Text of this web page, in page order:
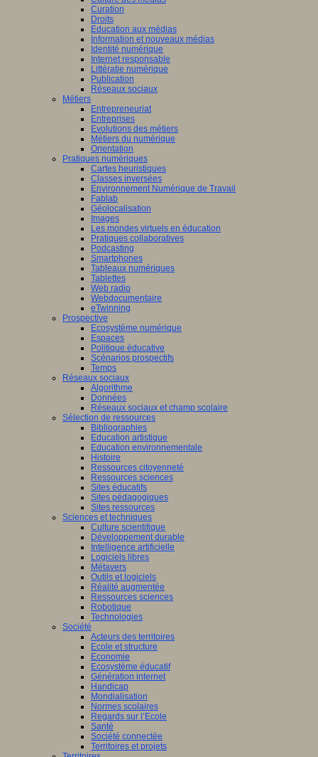
Curation
Droits
Education aux médias
Information et nouveaux médias
Identité numérique
Internet responsable
Littératie numérique
Publication
Réseaux sociaux
Métiers
Entrepreneuriat
Entreprises
Evolutions des métiers
Métiers du numérique
Orientation
Pratiques numériques
Cartes heuristiques
Classes inversées
Environnement Numérique de Travail
Fablab
Géolocalisation
Images
Les mondes virtuels en éducation
Pratiques collaboratives
Podcasting
Smartphones
Tableaux numériques
Tablettes
Web radio
Webdocumentaire
eTwinning
Prospective
Ecosystème numérique
Espaces
Politique éducative
Scénarios prospectifs
Temps
Réseaux sociaux
Algorithme
Données
Réseaux sociaux et champ scolaire
Sélection de ressources
Bibliographies
Education artistique
Education environnementale
Histoire
Ressources citoyenneté
Ressources sciences
Sites éducatifs
Sites pédagogiques
Sites ressources
Sciences et techniques
Culture scientifique
Développement durable
Intelligence artificielle
Logiciels libres
Métavers
Outils et logiciels
Réalité augmentée
Ressources sciences
Robotique
Technologies
Société
Acteurs des territoires
Ecole et structure
Economie
Ecosystème éducatif
Génération internet
Handicap
Mondialisation
Normes scolaires
Regards sur l’Ecole
Santé
Société connectée
Territoires et projets